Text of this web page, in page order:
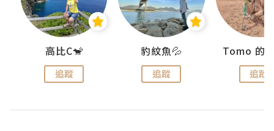
高比C🐒
追蹤
豹紋魚💦
追蹤 追蹤